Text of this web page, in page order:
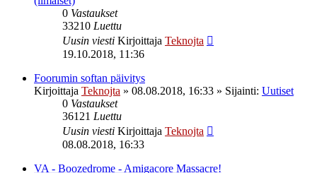
0 Vastaukset
33210 Luettu
Uusin viesti Kirjoittaja Teknojta
19.10.2018, 11:36
Foorumin softan päivitys
Kirjoittaja Teknojta » 08.08.2018, 16:33 » Sijainti: Uutiset
0 Vastaukset
36121 Luettu
Uusin viesti Kirjoittaja Teknojta
08.08.2018, 16:33
VA - Boozedrome - Amigacore Massacre!